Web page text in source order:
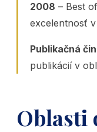
2008 – Best
excelentnosť
Publikačná
publikácií v
Oblasti